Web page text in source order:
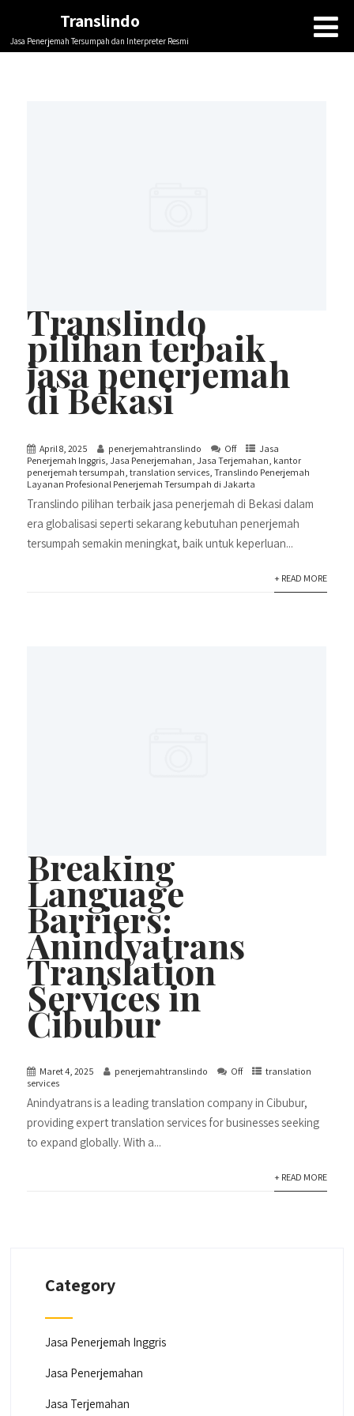
Translindo
Jasa Penerjemah Tersumpah dan Interpreter Resmi
Translindo
pilihan terbaik
jasa penerjemah
di Bekasi
April 8, 2025 penerjemahtranslindo Off
Jasa
Penerjemah Inggris Jasa Penerjemahan Jasa Terjemahan kantor
penerjemah tersumpah ,translation services ,Translindo Penerjemah
Layanan Profesional Penerjemah Tersumpah di Jakarta
Translindo pilihan terbaik jasa penerjemah di Bekasi dalam
era globalisasi seperti sekarang kebutuhan penerjemah
tersumpah semakin meningkat, baik untuk keperluan...
+ READ MORE
Breaking
Language
Barriers:
Anindyatrans
Translation
Services in
Cibubur
Maret 4, 2025 penerjemahtranslindo Off
translation
services
Anindyatrans is a leading translation company in Cibubur,
providing expert translation services for businesses seeking
to expand globally. With a...
+ READ MORE
Category
Jasa Penerjemah Inggris
Jasa Penerjemahan
Jasa Terjemahan